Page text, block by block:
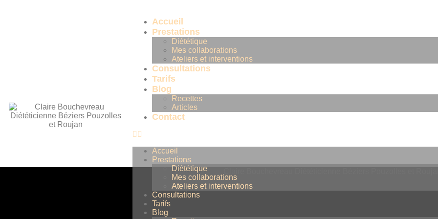
Accueil
Prestations
Diététique
Mes collaborations
Ateliers et interventions
Consultations
Tarifs
Blog
Recettes
Articles
Contact
Accueil
Prestations
Diététique
Mes collaborations
Ateliers et interventions
Consultations
Tarifs
Blog